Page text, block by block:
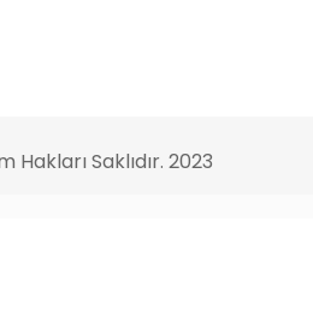
Saklıdır. 2023